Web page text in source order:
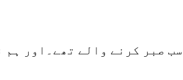
صبر کرنے والے تھے۔اور ہم